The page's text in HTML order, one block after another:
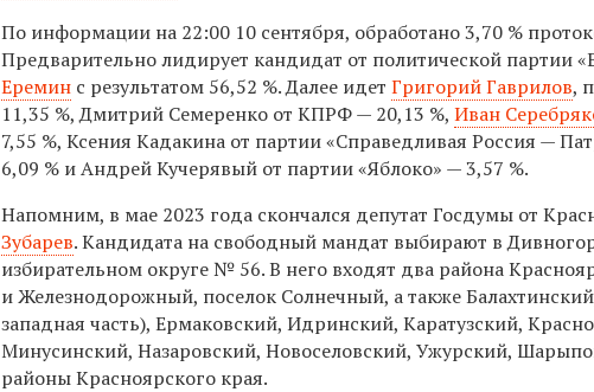
По информации на 22:00 10 сентября, обработано 3,70 %
Предварительно лидирует кандидат от политической партии
Еремин с результатом 56,52 %. Далее идетГригорий Гаврилов,
11,35 %, Дмитрий Семеренко от КПРФ — 20,13 %,Иван
7,55 %, Ксения Кадакина от партии «Справедливая Россия —
6,09 % и Андрей Кучерявый от партии «Яблоко» — 3,57 %.
Напомним, в мае 2023 года скончался депутат Госдумы от
Зубарев. Кандидата на свободный мандат выбирают в
избирательном округе № 56. В него входят два района
и Железнодорожный, поселок Солнечный, а также
западная часть), Ермаковский, Идринский, Каратузский,
Минусинский, Назаровский, Новоселовский, Ужурский,
районы Красноярского края.